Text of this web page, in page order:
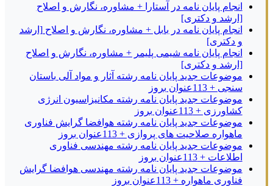
انجام پایان نامه در آستارا + مشاوره، نگارش و اصلاح
[ارشد و دکتری]
انجام پایان نامه در بابل + مشاوره، نگارش و اصلاح [ارشد
و دکتری]
انجام پایان نامه شیمی پلیمر + مشاوره، نگارش و اصلاح
[ارشد و دکتری]
موضوعات جدید پایان نامه رشته آثار و مواد آلی باستان
سنجی + 113عنوان بروز
موضوعات جدید پایان نامه رشته مکانیزاسیون انرژی
کشاورزی + 113عنوان بروز
موضوعات جدید پایان نامه رشته هوافضا گرایش فناوری
ماهواره صلاحیت های پروازی + 113عنوان بروز
موضوعات جدید پایان نامه رشته مهندسی فناوری
اطلاعات + 113عنوان بروز
موضوعات جدید پایان نامه رشته مهندسی هوافضا گرایش
فناوری ماهواره + 113عنوان بروز